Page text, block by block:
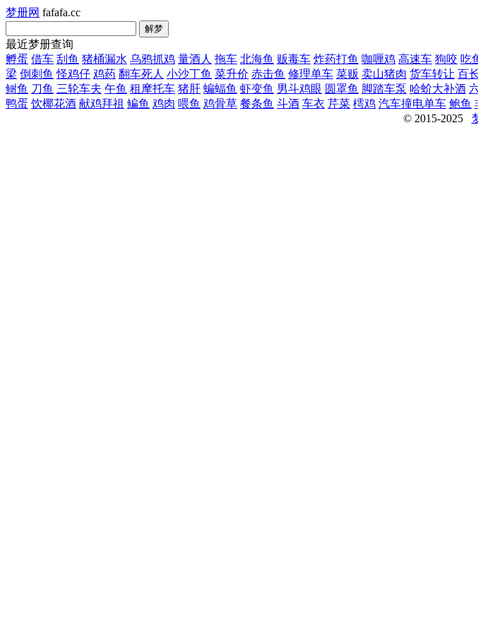
梦册网 fafafa.cc
最近梦册查询
孵蛋 借车 刮鱼 猪桶漏水 乌鸦抓鸡 量酒人 拖车 北海鱼 贩毒车 炸药打鱼 咖喱鸡 高速车 狗咬 吃
梁 倒刺鱼 怪鸡仔 鸡药 翻车死人 小沙丁鱼 菜升价 赤击鱼 修理单车 菜贩 卖山猪肉 货车转让 百
鲥鱼 刀鱼 三轮车夫 午鱼 租摩托车 猪肝 蝙蝠鱼 虾变鱼 男斗鸡眼 圆罩鱼 脚踏车泵 哈蚧大补酒
鸭蛋 饮椰花酒 献鸡拜祖 鳊鱼 鸡肉 喂鱼 鸡骨草 餐条鱼 斗酒 车衣 芹菜 樗鸡 汽车撞电单车 鲍鱼
© 2015-2025